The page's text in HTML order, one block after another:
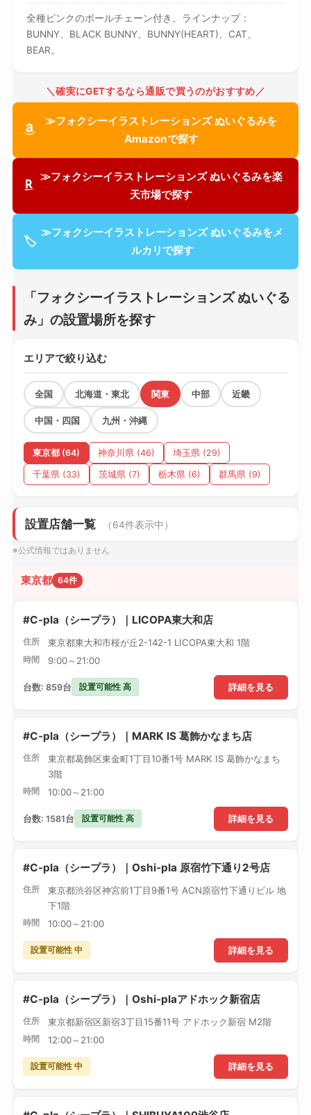
全種ピンクのボールチェーン付き。ラインナップ：
BUNNY、BLACK BUNNY、BUNNY(HEART)、CAT、
BEAR。
＼確実にGETするなら通販で買うのがおすすめ／
≫フォクシーイラストレーションズ ぬいぐるみを
Amazonで探す
≫フォクシーイラストレーションズ ぬいぐるみを楽
天市場で探す
🏷
≫フォクシーイラストレーションズ ぬいぐるみをメ
ルカリで探す
「フォクシーイラストレーションズ ぬいぐる
み」の設置場所を探す
エリアで絞り込む
全国 北海道・東北 関東 中部 近畿
中国・四国 九州・沖縄
東京都 (64) 神奈川県 (46) 埼玉県 (29)
千葉県 (33) 茨城県 (7) 栃木県 (6) 群馬県 (9)
設置店舗一覧 （64件表示中）
※公式情報ではありません
東京都 64件
#C-pla（シープラ）｜LICOPA東大和店
住所 東京都東大和市桜が丘2-142-1 LICOPA東大和 1階
時間 9:00～21:00
詳細を見る
台数: 859台 設置可能性 高
#C-pla（シープラ）｜MARK IS 葛飾かなまち店
住所
東京都葛飾区東金町1丁目10番1号 MARK IS 葛飾かなまち
3階
時間 10:00～21:00
詳細を見る
台数: 1581台 設置可能性 高
#C-pla（シープラ）｜Oshi-pla 原宿竹下通り2号店
住所
東京都渋谷区神宮前1丁目9番1号 ACN原宿竹下通りビル 地
下1階
時間 10:00～21:00
詳細を見る
設置可能性 中
#C-pla（シープラ）｜Oshi-plaアドホック新宿店
住所 東京都新宿区新宿3丁目15番11号 アドホック新宿 M2階
時間 12:00～21:00
詳細を見る
設置可能性 中